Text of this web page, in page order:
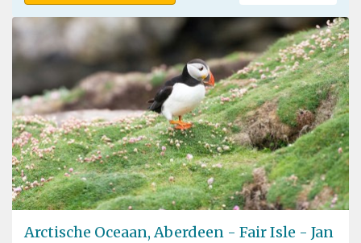
Arctische Oceaan, Aberdeen - Fair Isle - Jan